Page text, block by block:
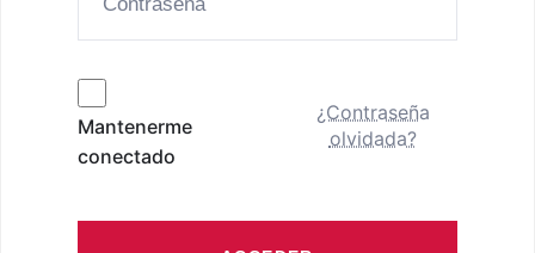
Mantenerme
conectado
¿Contraseña
olvidada?